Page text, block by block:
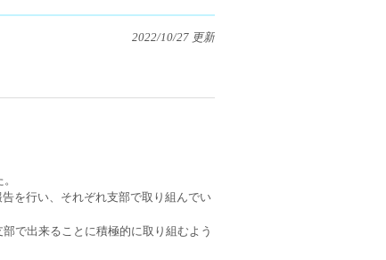
2022/10/27 更新
を行い、それぞれ支部で取り組んでい
で出来ることに積極的に取り組むよう